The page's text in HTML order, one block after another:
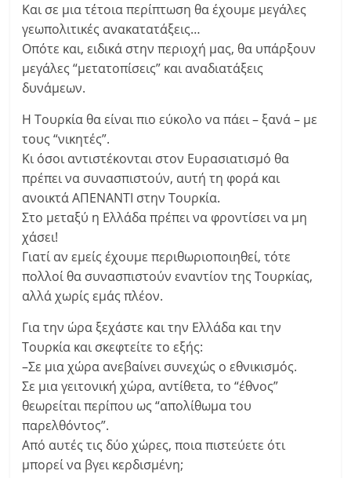
Και σε μια τέτοια περίπτωση θα έχουμε μεγάλες
γεωπολιτικές ανακατατάξεις…
Οπότε και, ειδικά στην περιοχή μας, θα υπάρξουν
μεγάλες “μετατοπίσεις” και αναδιατάξεις
δυνάμεων.
Η Τουρκία θα είναι πιο εύκολο να πάει – ξανά – με
τους “νικητές”.
Κι όσοι αντιστέκονται στον Ευρασιατισμό θα
πρέπει να συνασπιστούν, αυτή τη φορά και
ανοικτά ΑΠΕΝΑΝΤΙ στην Τουρκία.
Στο μεταξύ η Ελλάδα πρέπει να φροντίσει να μη
χάσει!
Γιατί αν εμείς έχουμε περιθωριοποιηθεί, τότε
πολλοί θα συνασπιστούν εναντίον της Τουρκίας,
αλλά χωρίς εμάς πλέον.
Για την ώρα ξεχάστε και την Ελλάδα και την
Τουρκία και σκεφτείτε το εξής:
–Σε μια χώρα ανεβαίνει συνεχώς ο εθνικισμός.
Σε μια γειτονική χώρα, αντίθετα, το “έθνος”
θεωρείται περίπου ως “απολίθωμα του
παρελθόντος”.
Από αυτές τις δύο χώρες, ποια πιστεύετε ότι
μπορεί να βγει κερδισμένη;